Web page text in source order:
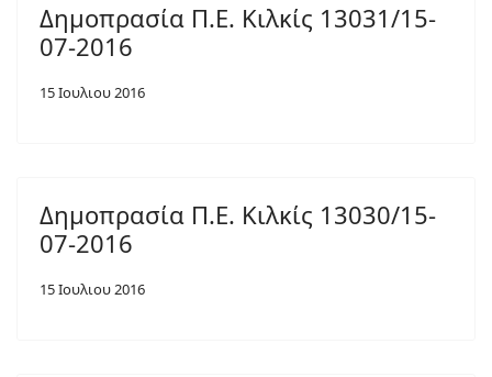
Δημοπρασία Π.Ε. Κιλκίς 13031/15-
07-2016
15 Ιουλιου 2016
Δημοπρασία Π.Ε. Κιλκίς 13030/15-
07-2016
15 Ιουλιου 2016